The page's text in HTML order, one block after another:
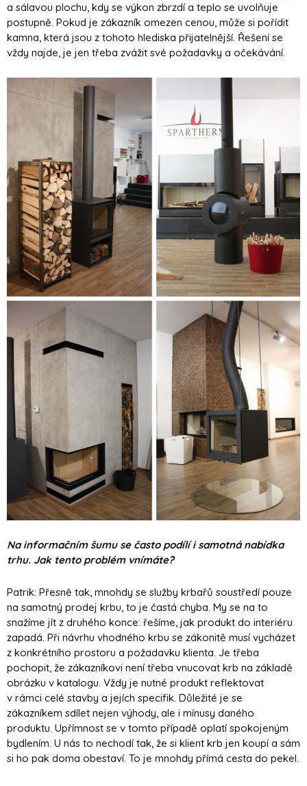
a sálavou plochu, kdy se výkon zbrzdí a teplo se uvolňuje
postupně. Pokud je zákazník omezen cenou, může si pořídit
kamna, která jsou z tohoto hlediska přijatelnější. Řešení se
vždy najde, je jen třeba zvážit své požadavky a očekávání.
Na informačním šumu se často podílí i samotná nabídka
trhu. Jak tento problém vnímáte?
Patrik: Přesně tak, mnohdy se služby krbařů soustředí pouze
na samotný prodej krbu, to je častá chyba. My se na to
snažíme jít z druhého konce: řešíme, jak produkt do interiéru
zapadá. Při návrhu vhodného krbu se zákonitě musí vycházet
z konkrétního prostoru a požadavku klienta. Je třeba
pochopit, že zákazníkovi není třeba vnucovat krb na základě
obrázku v katalogu. Vždy je nutné produkt reflektovat
v rámci celé stavby a jejích specifik. Důležité je se
zákazníkem sdílet nejen výhody, ale i mínusy daného
produktu. Upřímnost se v tomto případě oplatí spokojeným
bydlením. U nás to nechodí tak, že si klient krb jen koupí a sám
si ho pak doma obestaví. To je mnohdy přímá cesta do pekel.